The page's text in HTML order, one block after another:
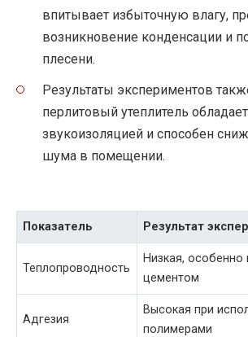
впитывает избыточную влагу,
возникновение конденсации и
плесени.
Результаты экспериментов
перлитовый утеплитель
звукоизоляцией и способен
шума в помещении.
Показатель Результат
Теплопроводность
Низкая, особенно
цементом
Адгезия
Высокая при
полимерами